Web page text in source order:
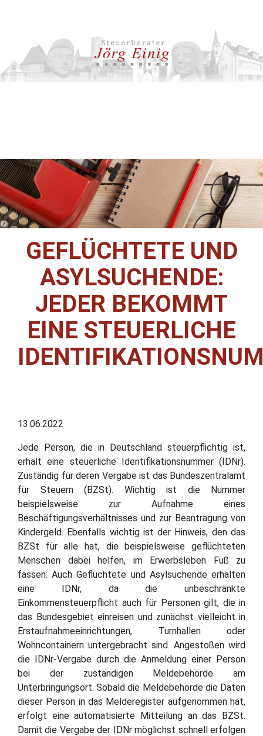
GEFLÜCHTETE UND
ASYLSUCHENDE:
JEDER BEKOMMT
EINE STEUERLICHE
13.06.2022
Jede Person, die in Deutschland steuerpflichtig ist,
erhält eine steuerliche Identifikationsnummer (IDNr).
Zuständig für deren Vergabe ist das Bundeszentralamt
für Steuern (BZSt). Wichtig ist die Nummer
beispielsweise zur Aufnahme eines
Beschäftigungsverhältnisses und zur Beantragung von
Kindergeld. Ebenfalls wichtig ist der Hinweis, den das
BZSt für alle hat, die beispielsweise geflüchteten
Menschen dabei helfen, im Erwerbsleben Fuß zu
fassen: Auch Geflüchtete und Asylsuchende erhalten
eine IDNr, da die unbeschränkte
Einkommensteuerpflicht auch für Personen gilt, die in
das Bundesgebiet einreisen und zunächst vielleicht in
Erstaufnahmeeinrichtungen, Turnhallen oder
Wohncontainern untergebracht sind. Angestoßen wird
die IDNr-Vergabe durch die Anmeldung einer Person
bei der zuständigen Meldebehörde am
Unterbringungsort. Sobald die Meldebehörde die Daten
dieser Person in das Melderegister aufgenommen hat,
erfolgt eine automatisierte Mitteilung an das BZSt.
Damit die Vergabe der IDNr möglichst schnell erfolgen